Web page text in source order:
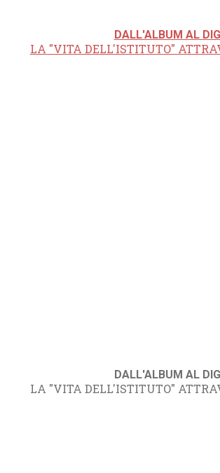
DALL'ALBUM AL
LA "VITA DELL'ISTITUTO"
DALL'ALBUM AL
LA "VITA DELL'ISTITUTO"